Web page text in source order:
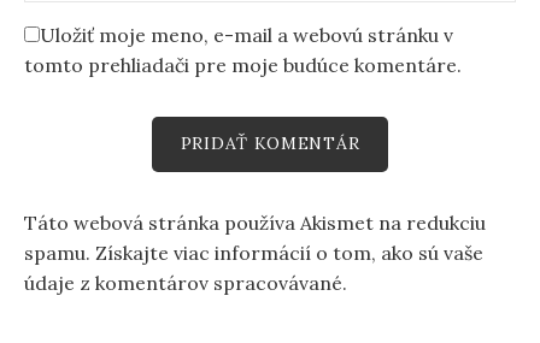
Uložiť moje meno, e-mail a webovú stránku v
tomto prehliadači pre moje budúce komentáre.
Táto webová stránka používa Akismet na redukciu
spamu. Získajte viac informácií o tom, ako sú vaše
údaje z komentárov spracovávané.